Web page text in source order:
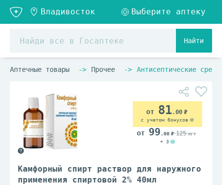
Найти
Аптечные товары Прочее Антисептические
Камфорный спирт раствор для наружного
применения спиртовой 2% 40мл
81.00
с учетом бонусов
99 .00 125.00
+ 3